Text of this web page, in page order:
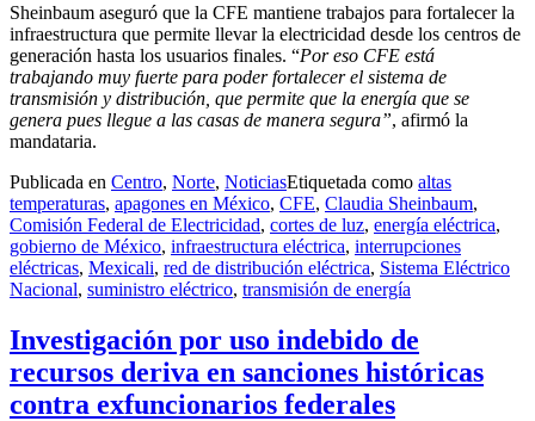
Sheinbaum aseguró que la CFE mantiene trabajos para fortalecer la
infraestructura que permite llevar la electricidad desde los centros de
generación hasta los usuarios finales. “Por eso CFE está
trabajando muy fuerte para poder fortalecer el sistema de
transmisión y distribución, que permite que la energía que se
genera pues llegue a las casas de manera segura”, afirmó la
mandataria.
Publicada en Centro, Norte, NoticiasEtiquetada como altas
temperaturas, apagones en México, CFE, Claudia Sheinbaum,
Comisión Federal de Electricidad, cortes de luz, energía eléctrica,
gobierno de México, infraestructura eléctrica, interrupciones
eléctricas, Mexicali, red de distribución eléctrica, Sistema Eléctrico
Nacional, suministro eléctrico, transmisión de energía
Investigación por uso indebido de
recursos deriva en sanciones históricas
contra exfuncionarios federales